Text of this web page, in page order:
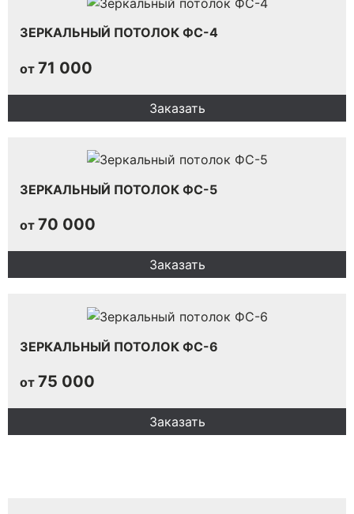
ЗЕРКАЛЬНЫЙ ПОТОЛОК ФС-4
от 71 000
Заказать
ЗЕРКАЛЬНЫЙ ПОТОЛОК ФС-5
от 70 000
Заказать
ЗЕРКАЛЬНЫЙ ПОТОЛОК ФС-6
от 75 000
Заказать